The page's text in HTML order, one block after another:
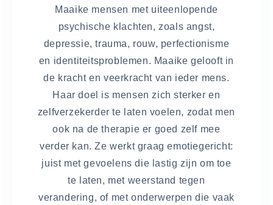
Maaike mensen met uiteenlopende
psychische klachten, zoals angst,
depressie, trauma, rouw, perfectionisme
en identiteitsproblemen. Maaike gelooft in
de kracht en veerkracht van ieder mens.
Haar doel is mensen zich sterker en
zelfverzekerder te laten voelen, zodat men
ook na de therapie er goed zelf mee
verder kan. Ze werkt graag emotiegericht:
juist met gevoelens die lastig zijn om toe
te laten, met weerstand tegen
verandering, of met onderwerpen die vaak